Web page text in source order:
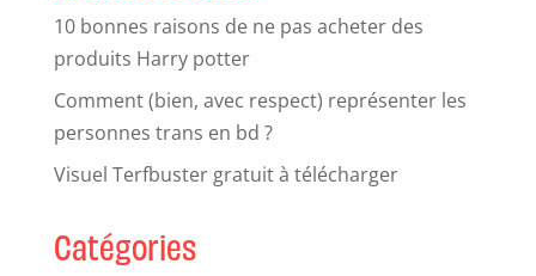
10 bonnes raisons de ne pas acheter des
produits Harry potter
Comment (bien, avec respect) représenter les
personnes trans en bd ?
Visuel Terfbuster gratuit à télécharger
Catégories